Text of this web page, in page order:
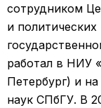
сотрудником
и
работал в НИУ
Петербург) и
наук СПбГУ. В